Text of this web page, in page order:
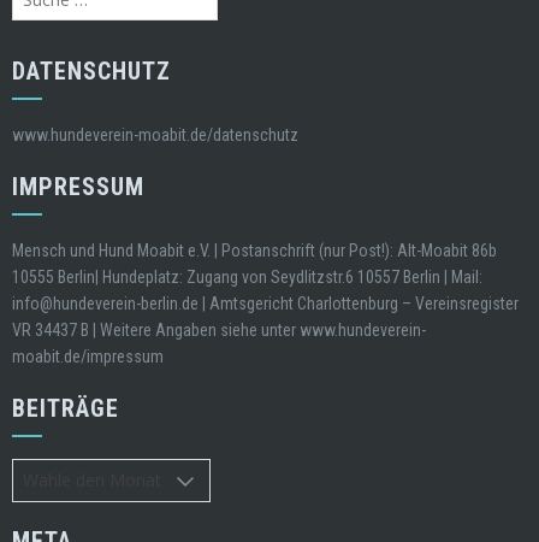
nach:
DATENSCHUTZ
www.hundeverein-moabit.de/datenschutz
IMPRESSUM
Mensch und Hund Moabit e.V. | Postanschrift (nur Post!): Alt-Moabit 86b
10555 Berlin| Hundeplatz: Zugang von Seydlitzstr.6 10557 Berlin | Mail:
info@hundeverein-berlin.de | Amtsgericht Charlottenburg – Vereinsregister
VR 34437 B | Weitere Angaben siehe unter www.hundeverein-
moabit.de/impressum
BEITRÄGE